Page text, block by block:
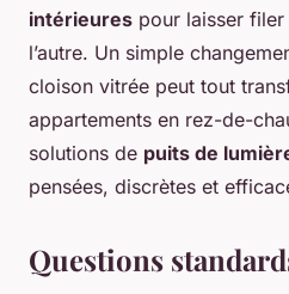
intérieures pour laisser filer
l’autre. Un simple
cloison vitrée peut tout
appartements en rez-de-
solutions de puits de
pensées, discrètes et
Questions